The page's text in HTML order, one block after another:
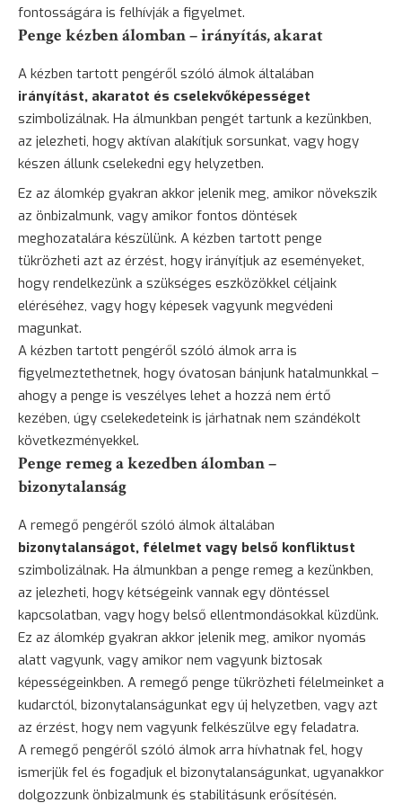
fontosságára is felhívják a figyelmet.
Penge kézben álomban – irányítás, akarat
A kézben tartott pengéről szóló álmok általában
irányítást, akaratot és cselekvőképességet
szimbolizálnak. Ha álmunkban pengét tartunk a kezünkben,
az jelezheti, hogy aktívan alakítjuk sorsunkat, vagy hogy
készen állunk cselekedni egy helyzetben.
Ez az álomkép gyakran akkor jelenik meg, amikor növekszik
az önbizalmunk, vagy amikor fontos döntések
meghozatalára készülünk. A kézben tartott penge
tükrözheti azt az érzést, hogy irányítjuk az eseményeket,
hogy rendelkezünk a szükséges eszközökkel céljaink
eléréséhez, vagy hogy képesek vagyunk megvédeni
magunkat.
A kézben tartott pengéről szóló álmok arra is
figyelmeztethetnek, hogy óvatosan bánjunk hatalmunkkal –
ahogy a penge is veszélyes lehet a hozzá nem értő
kezében, úgy cselekedeteink is járhatnak nem szándékolt
következményekkel.
Penge remeg a kezedben álomban –
bizonytalanság
A remegő pengéről szóló álmok általában
bizonytalanságot, félelmet vagy belső konfliktust
szimbolizálnak. Ha álmunkban a penge remeg a kezünkben,
az jelezheti, hogy kétségeink vannak egy döntéssel
kapcsolatban, vagy hogy belső ellentmondásokkal küzdünk.
Ez az álomkép gyakran akkor jelenik meg, amikor nyomás
alatt vagyunk, vagy amikor nem vagyunk biztosak
képességeinkben. A remegő penge tükrözheti félelmeinket a
kudarctól, bizonytalanságunkat egy új helyzetben, vagy azt
az érzést, hogy nem vagyunk felkészülve egy feladatra.
A remegő pengéről szóló álmok arra hívhatnak fel, hogy
ismerjük fel és fogadjuk el bizonytalanságunkat, ugyanakkor
dolgozzunk önbizalmunk és stabilitásunk erősítésén.